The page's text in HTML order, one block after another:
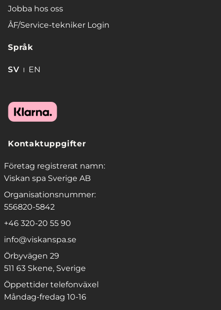
Jobba hos oss
ÅF/Service-tekniker Login
Språk
SV EN
Kontaktuppgifter
Företag registrerat namn:
Viskan spa Sverige AB
Organisationsnummer:
556820-5842
+46 320-20 55 90
info@viskanspa.se
Örbyvägen 29
511 63 Skene, Sverige
Öppettider telefonväxel
Måndag-fredag 10-16